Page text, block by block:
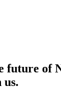
future of